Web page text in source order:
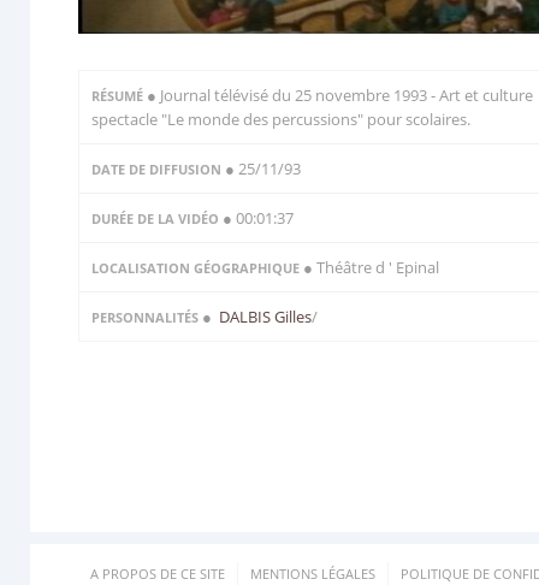
RÉSUMÉ ● Journal télévisé du 25 novembre 1993 - Art et culture
spectacle "Le monde des percussions" pour scolaires.
DATE DE DIFFUSION ● 25/11/93
DURÉE DE LA VIDÉO ● 00:01:37
LOCALISATION GÉOGRAPHIQUE ● Théâtre d ' Epinal
PERSONNALITÉS ● DALBIS Gilles/
A PROPOS DE CE SITE MENTIONS LÉGALES POLITIQUE DE